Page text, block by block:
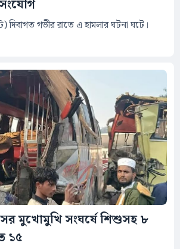
গভীর রাতে এ হামলার ঘটনা ঘটে।
মুখোমুখি সংঘর্ষে শিশুসহ ৮
১৫